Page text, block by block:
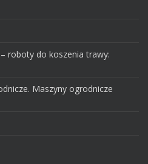
roboty do koszenia trawy:
Maszyny ogrodnicze